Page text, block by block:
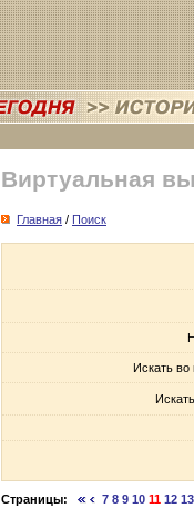
Виртуальная
Главная / Поиск
Искать
Страницы: 7 8 9 10 11 12 13